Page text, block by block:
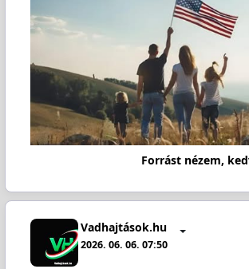
Forrást nézem,
Vadhajtások.hu
2026. 06. 06. 07:50